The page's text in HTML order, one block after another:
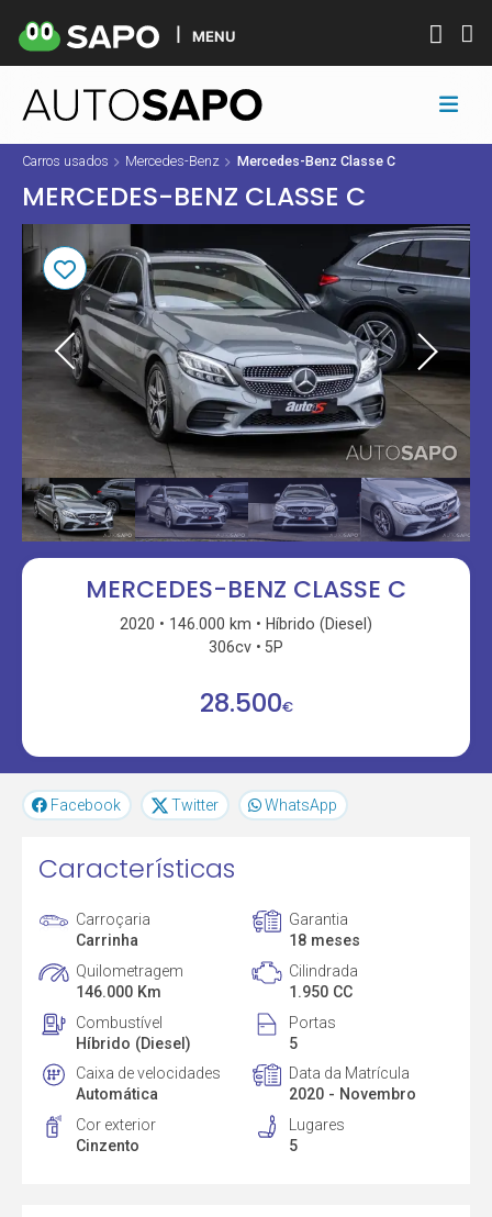
MENU
Carros usados Mercedes-Benz Mercedes-Benz Classe C
MERCEDES-BENZ CLASSE C
MERCEDES-BENZ CLASSE C
2020 146.000 km
Híbrido (Diesel)
306cv
5P
28.500€
Facebook Twitter WhatsApp
Características
Carroçaria
Carrinha
Garantia
18 meses
Quilometragem
146.000 Km
Cilindrada
1.950 CC
Combustível
Híbrido (Diesel)
Portas
5
Caixa de velocidades
Automática
Data da Matrícula
2020 - Novembro
Cor exterior
Cinzento
Lugares
5